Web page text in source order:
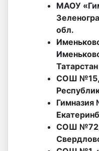
МАОУ
обл.
Татарстан
СОШ №15,
Гимназия
СОШ №72,